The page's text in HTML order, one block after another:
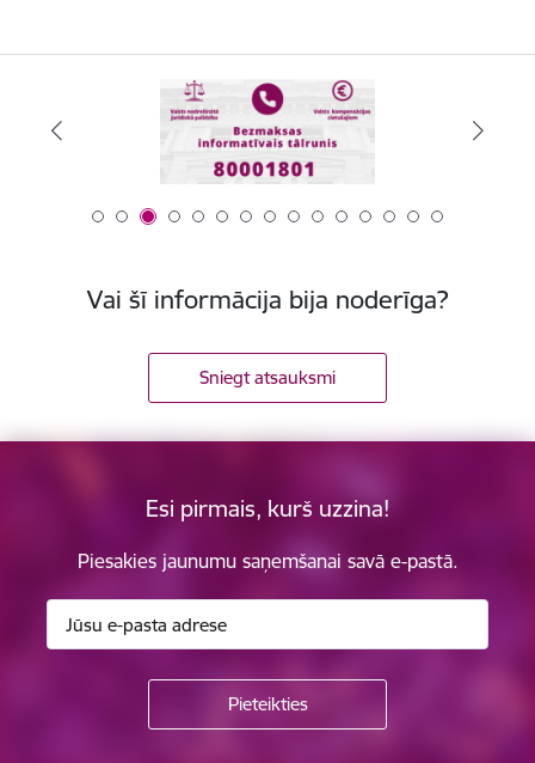
Vai šī informācija bija noderīga?
Sniegt atsauksmi
Esi pirmais, kurš uzzina!
Piesakies jaunumu saņemšanai savā e-pastā.